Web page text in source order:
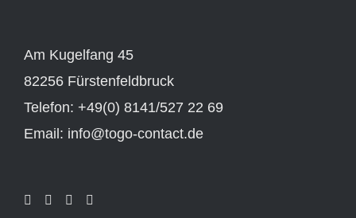
Am Kugelfang 45
82256 Fürstenfeldbruck
Telefon: +49(0) 8141/527 22 69
Email: info@togo-contact.de